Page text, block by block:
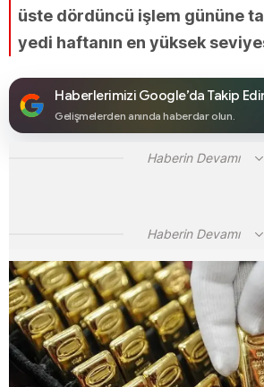
üste dördüncü işlem gününe
yedi haftanın en yüksek
Haberlerimizi Google’da Takip
Gelişmelerden anında haberdar olun.
Haberin Devamı
Haberin Devamı